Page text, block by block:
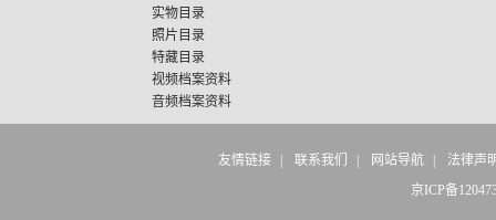
实物目录
照片目录
特藏目录
视频档案资料
音频档案资料
友情链接 联系我们 网站导航
法律声
京ICP备